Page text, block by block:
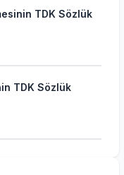
TDK Sözlük
TDK Sözlük